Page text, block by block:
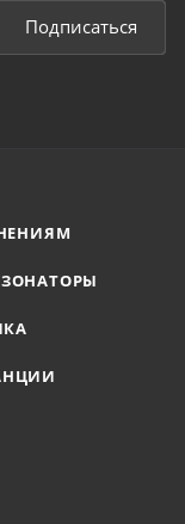
Подписаться